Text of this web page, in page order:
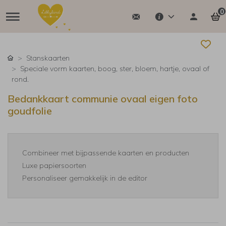
0
Stanskaarten
Speciale vorm kaarten, boog, ster, bloem, hartje, ovaal of
rond.
Bedankkaart communie ovaal eigen foto
goudfolie
Combineer met bijpassende kaarten en producten
Luxe papiersoorten
Personaliseer gemakkelijk in de editor